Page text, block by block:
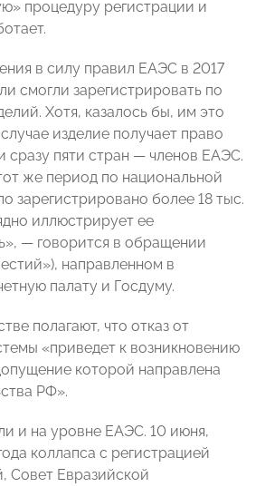
процедуру регистрации и
в силу правил ЕАЭС в 2017
смогли зарегистрировать по
Хотя, казалось бы, им это
изделие получает право
сразу пяти стран — членов ЕАЭС.
же период по национальной
зарегистрировано более 18 тыс.
иллюстрирует ее
— говорится в обращении
направленном в
палату и Госдуму.
полагают, что отказ от
«приведет к возникновению
которой направлена
РФ».
и на уровне ЕАЭС. 10 июня,
коллапса с регистрацией
Совет Евразийской